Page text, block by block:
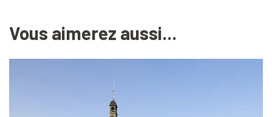
Vous aimerez aussi...